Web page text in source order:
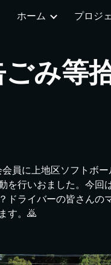
Skip to main content
ホーム プロジ
ごみ等
員に上地区ソフトボ
を行いおました。今
ドライバーの皆さん
す。🙇